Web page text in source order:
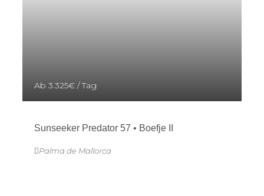
Ab 3.325€ / Tag
Sunseeker Predator 57 • Boefje II
Palma de Mallorca